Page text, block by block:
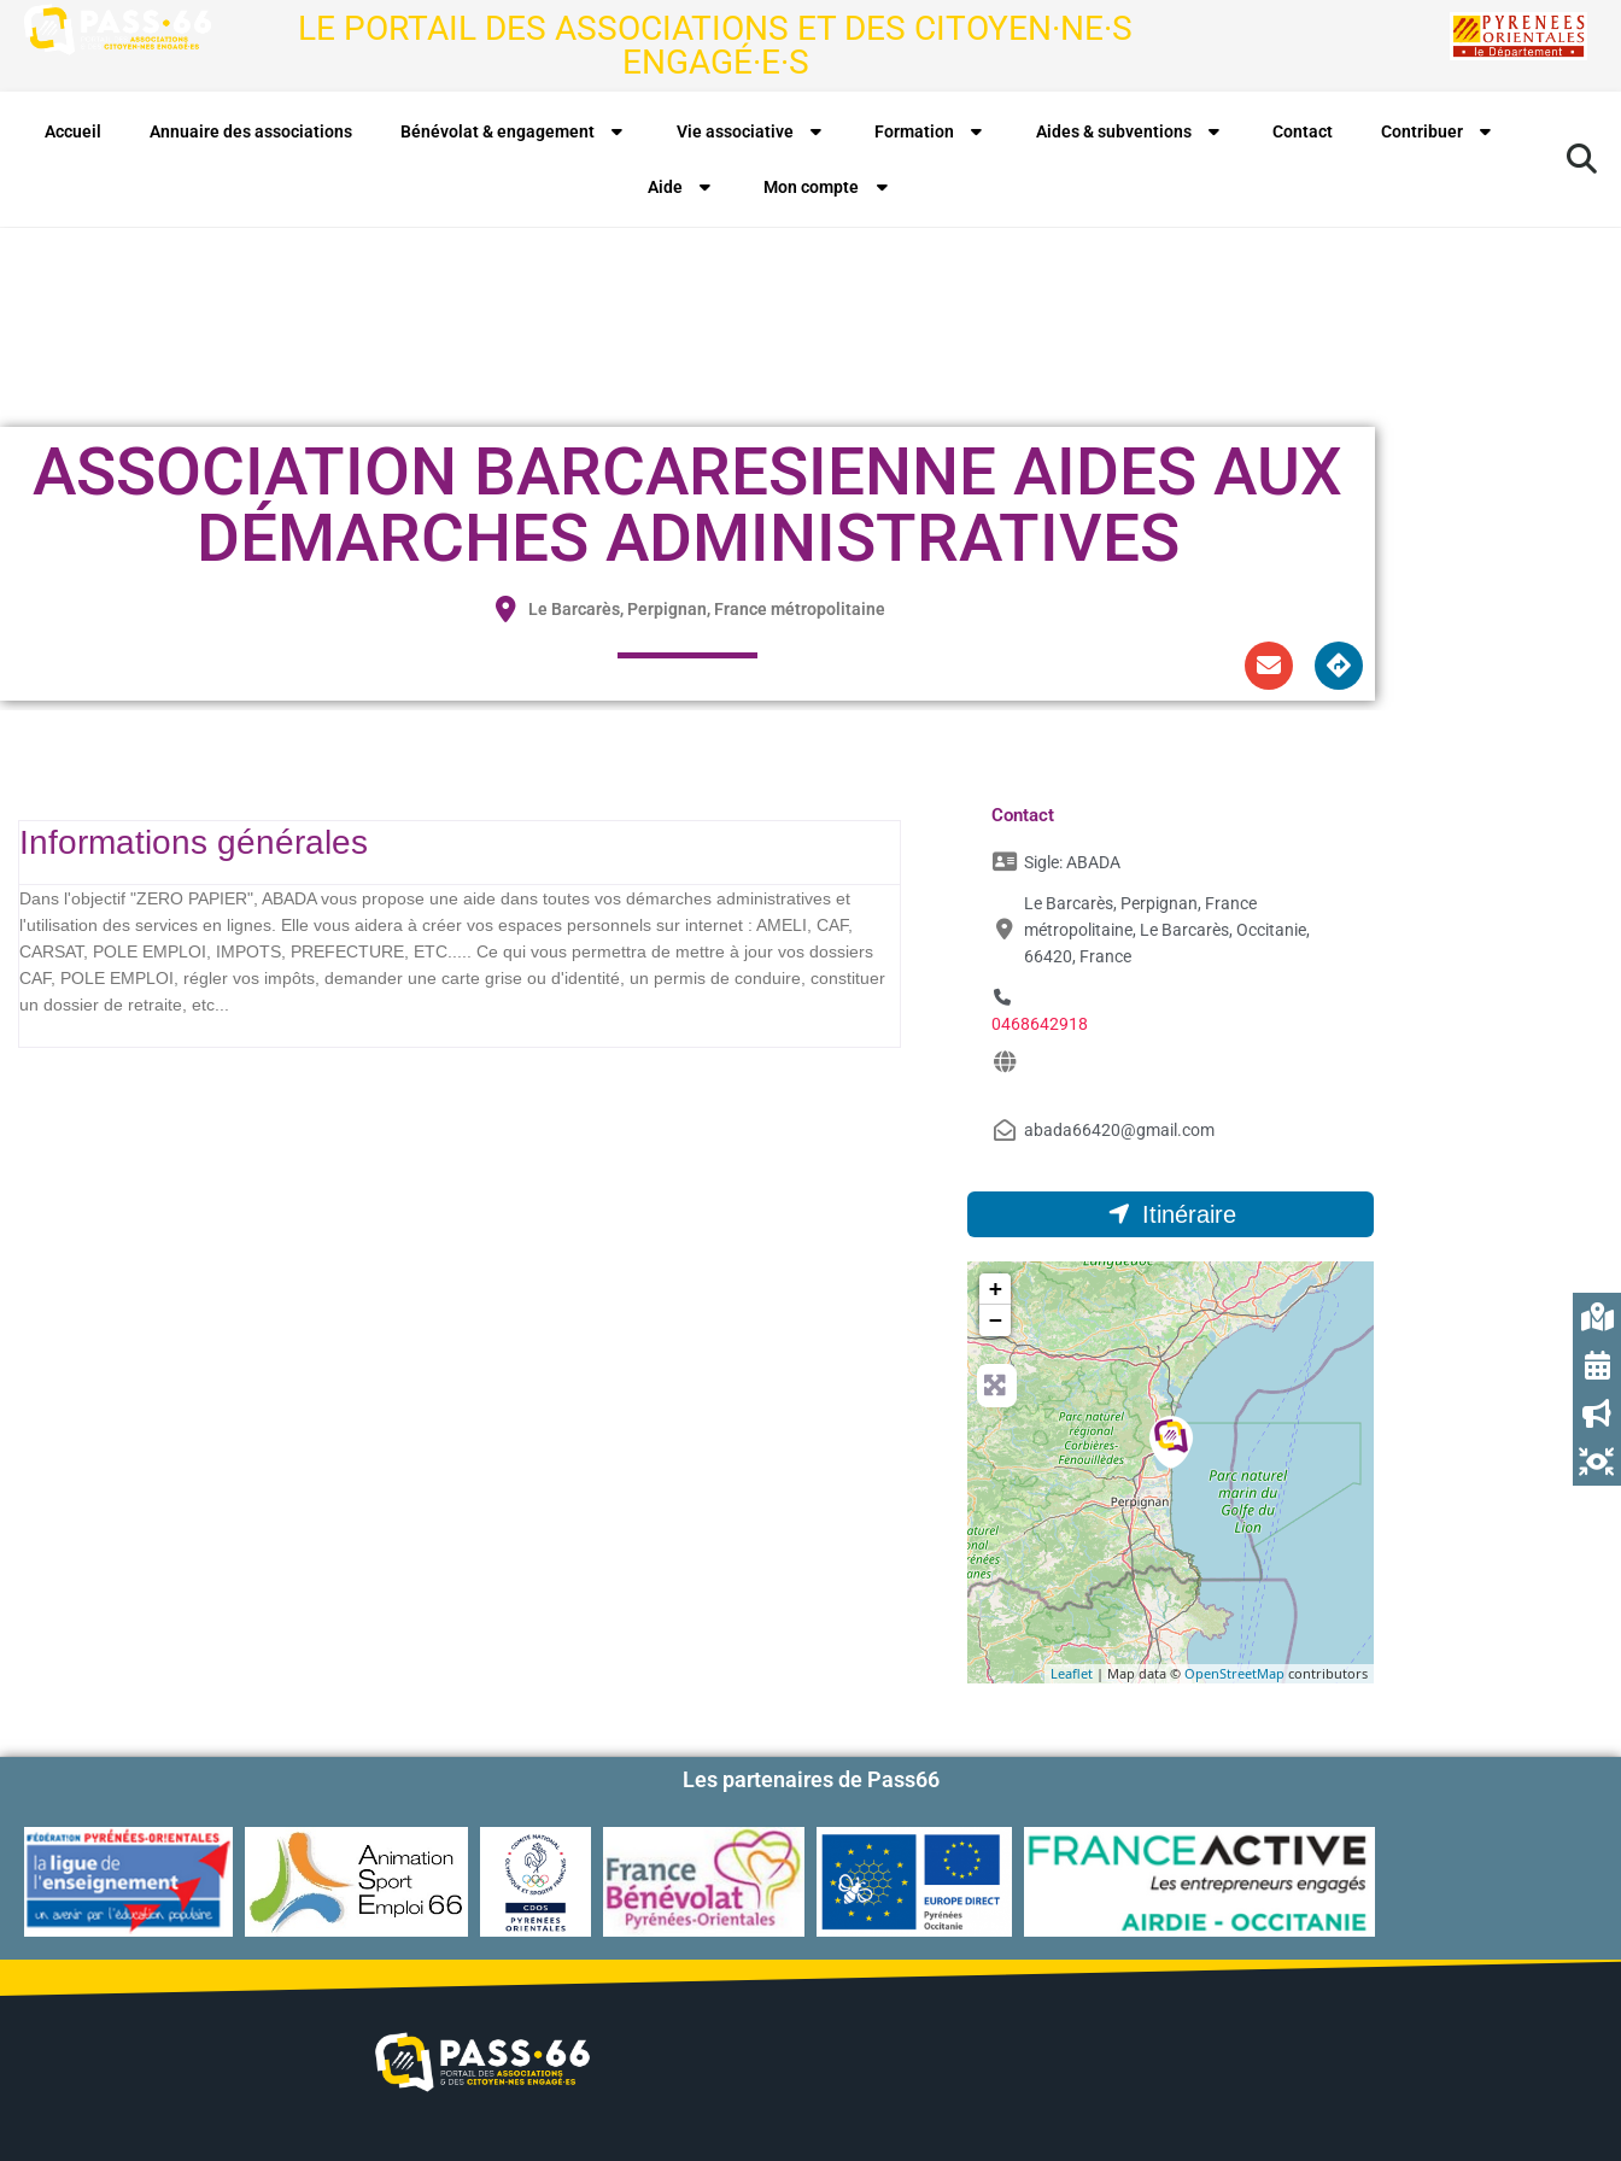
LE PORTAIL DES ASSOCIATIONS ET DES CITOYEN·NE·S
ENGAGÉ·E·S
Accueil Annuaire des associations Bénévolat & engagement Vie associative Formation Aides & subventions Contact Contribuer
Aide Mon compte
ASSOCIATION BARCARESIENNE AIDES AUX
DÉMARCHES ADMINISTRATIVES
Le Barcarès, Perpignan, France métropolitaine
Informations générales
Dans l'objectif "ZERO PAPIER", ABADA vous propose une aide dans toutes vos démarches administratives et
l'utilisation des services en lignes. Elle vous aidera à créer vos espaces personnels sur internet : AMELI, CAF,
CARSAT, POLE EMPLOI, IMPOTS, PREFECTURE, ETC..... Ce qui vous permettra de mettre à jour vos dossiers
CAF, POLE EMPLOI, régler vos impôts, demander une carte grise ou d'identité, un permis de conduire, constituer
un dossier de retraite, etc...
Contact
Sigle:ABADA
Le Barcarès, Perpignan, France
métropolitaine, Le Barcarès, Occitanie,
66420, France
0468642918
abada66420@gmail.com
Itinéraire
+
−
Leaflet | Map data © OpenStreetMap contributors
Les partenaires de Pass66